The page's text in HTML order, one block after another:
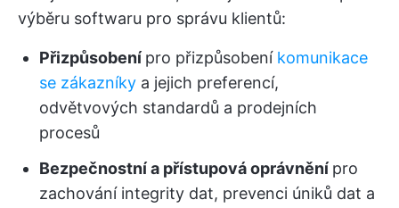
výběru softwaru pro správu klientů:
Přizpůsobení pro přizpůsobení komunikace
se zákazníky a jejich preferencí,
odvětvových standardů a prodejních
procesů
Bezpečnostní a přístupová oprávnění pro
zachování integrity dat, prevenci úniků dat a